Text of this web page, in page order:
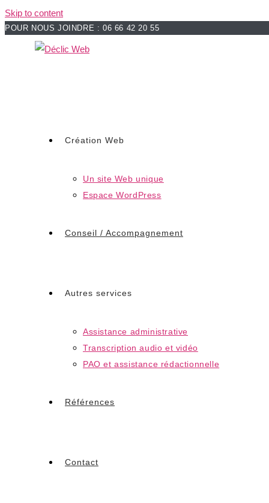
Skip to content
POUR NOUS JOINDRE : 06 66 42 20 55
Création Web
Un site Web unique
Espace WordPress
Conseil / Accompagnement
Autres services
Assistance administrative
Transcription audio et vidéo
PAO et assistance rédactionnelle
Références
Contact